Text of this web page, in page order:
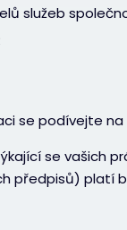
služeb
se podívejte
se vašich
předpisů) platí